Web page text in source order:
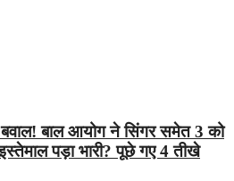
बवाल! बाल आयोग ने सिंगर समेत 3 को
पड़ा भारी? पूछे गए 4 तीखे